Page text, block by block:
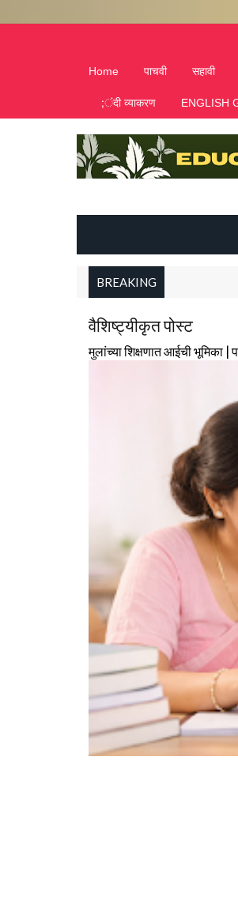
Home पाचवी सहावी
;ंदी व्याकरण ENGLISH
BREAKING
वैशिष्ट्यीकृत पोस्ट
मुलांच्या शिक्षणात आईची भूमिका |